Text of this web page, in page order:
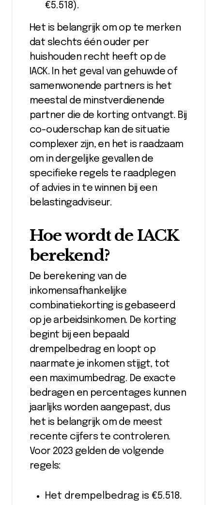
€5.518).
Het is belangrijk om op te merken
dat slechts één ouder per
huishouden recht heeft op de
IACK. In het geval van gehuwde of
samenwonende partners is het
meestal de minstverdienende
partner die de korting ontvangt. Bij
co-ouderschap kan de situatie
complexer zijn, en het is raadzaam
om in dergelijke gevallen de
specifieke regels te raadplegen
of advies in te winnen bij een
belastingadviseur.
Hoe wordt de IACK
berekend?
De berekening van de
inkomensafhankelijke
combinatiekorting is gebaseerd
op je arbeidsinkomen. De korting
begint bij een bepaald
drempelbedrag en loopt op
naarmate je inkomen stijgt, tot
een maximumbedrag. De exacte
bedragen en percentages kunnen
jaarlijks worden aangepast, dus
het is belangrijk om de meest
recente cijfers te controleren.
Voor 2023 gelden de volgende
regels:
Het drempelbedrag is €5.518.